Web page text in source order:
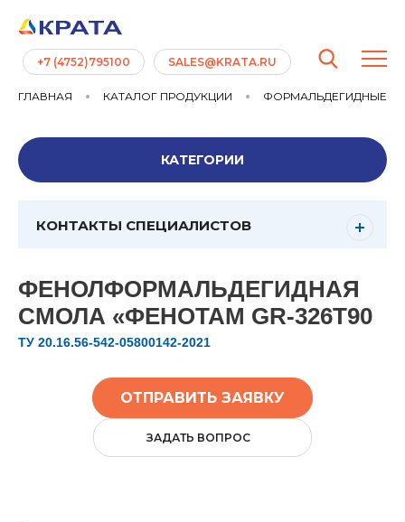
+7 (4752)795100 SALES@KRATA.RU
ГЛАВНАЯ КАТАЛОГ ПРОДУКЦИИ ФОРМАЛЬДЕГИДНЫЕ
КАТЕГОРИИ
КОНТАКТЫ СПЕЦИАЛИСТОВ
ФЕНОЛФОРМАЛЬДЕГИДНАЯ
СМОЛА «ФЕНОТАМ GR-326Т90
ТУ 20.16.56-542-05800142-2021
ОТПРАВИТЬ ЗАЯВКУ
ЗАДАТЬ ВОПРОС